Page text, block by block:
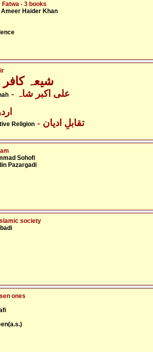
- 3 books
Ameer Haider Khan
شیعہ
- علی اکبر شاہ
-
Religion - تقابلِ ادیان
Sohofi
Pazargadi
society
ones